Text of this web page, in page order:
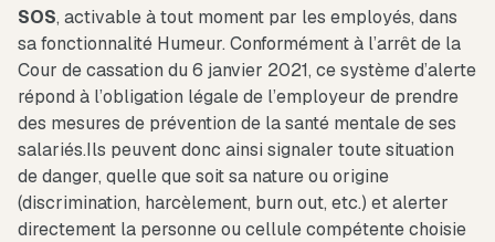
SOS, activable à tout moment par les employés, dans
sa fonctionnalité Humeur. Conformément à l’arrêt de la
Cour de cassation du 6 janvier 2021, ce système d’alerte
répond à l’obligation légale de l’employeur de prendre
des mesures de prévention de la santé mentale de ses
salariés.Ils peuvent donc ainsi signaler toute situation
de danger, quelle que soit sa nature ou origine
(discrimination, harcèlement, burn out, etc.) et alerter
directement la personne ou cellule compétente choisie